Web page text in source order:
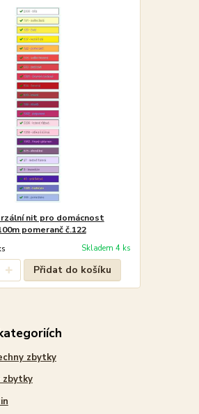
nit pro domácnost
pomeranč č.122
Skladem 4 ks
Přidat do košíku
zbytky
zbytky